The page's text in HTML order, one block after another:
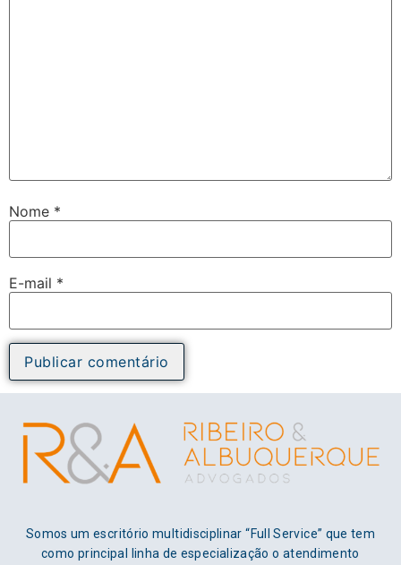
Nome *
E-mail *
Somos um escritório multidisciplinar “Full Service” que tem
como principal linha de especialização o atendimento